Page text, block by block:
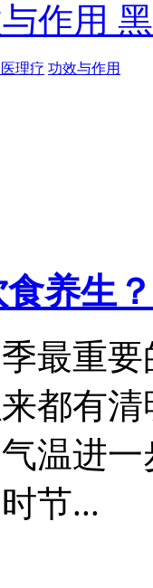
作用
理疗 功效与作用
养生
最重
都有
温进
节...